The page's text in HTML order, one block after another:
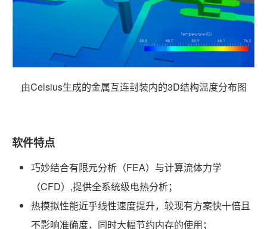
由Celsius生成的金属互连封装内的3D结构温度分布图
软件特点
巧妙结合有限元分析（FEA）与计算流体力学
（CFD）,提供全系统级电热分析；
热模拟性能近乎线性速度提升，较现有方案快十倍且
不影响准确度，同时大幅节约内存的使用；